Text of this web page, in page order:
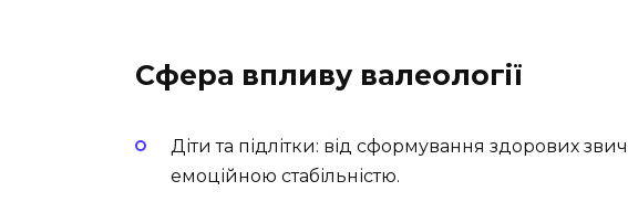
Сфера впливу валеології
Діти та підлітки: від сформування здорових
емоційною стабільністю.